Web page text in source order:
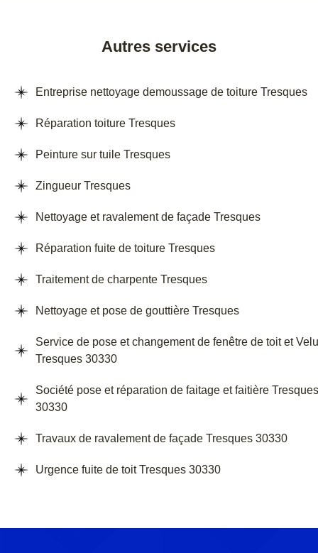
Autres services
Entreprise nettoyage demoussage de toiture Tresques
Réparation toiture Tresques
Peinture sur tuile Tresques
Zingueur Tresques
Nettoyage et ravalement de façade Tresques
Réparation fuite de toiture Tresques
Traitement de charpente Tresques
Nettoyage et pose de gouttière Tresques
Service de pose et changement de fenêtre de toit et
Tresques 30330
Société pose et réparation de faitage et faitière Tresques
30330
Travaux de ravalement de façade Tresques 30330
Urgence fuite de toit Tresques 30330